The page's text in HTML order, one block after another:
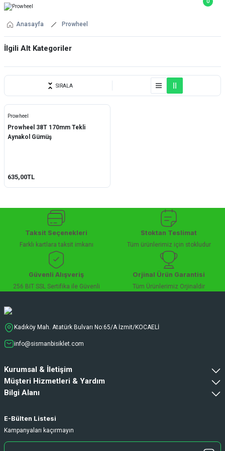
0
Anasayfa Prowheel
İlgili Alt Kategoriler
YEDEK PARÇA
SIRALA
Prowheel
Prowheel 38T 170mm Tekli
Aynakol Gümüş
635,00TL
Taksit Seçenekleri
Farklı kartlara taksit imkanı
Stoktan Teslimat
Tüm ürünlerimiz için stokludur
Güvenli Alışveriş
256 BIT SSL Sertifika ile Güvenli
Orjinal Ürün Garantisi
Tüm Ürünlerimiz Orjinaldir
Kadıköy Mah. Atatürk Bulvarı No:65/A İzmit/KOCAELİ
info@sismanbisiklet.com
Kurumsal & İletişim
Müşteri Hizmetleri & Yardım
Bilgi Alanı
E-Bülten Listesi
Kampanyaları kaçırmayın